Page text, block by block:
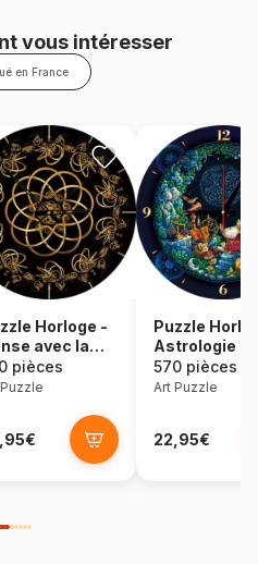
vous intéresser
en France
Horloge -
avec la
(Pile non
pièces
Puzzle
Astrologie
570 pièces
Art Puzzle
22,95€